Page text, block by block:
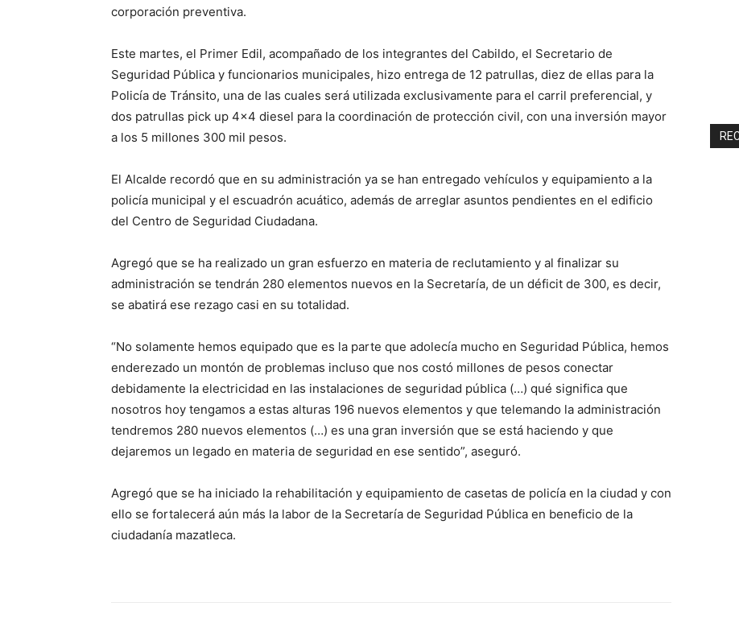
corporación preventiva.
Este martes, el Primer Edil, acompañado de los integrantes del Cabildo, el Secretario de
Seguridad Pública y funcionarios municipales, hizo entrega de 12 patrullas, diez de ellas para la
Policía de Tránsito, una de las cuales será utilizada exclusivamente para el carril preferencial, y
dos patrullas pick up 4×4 diesel para la coordinación de protección civil, con una inversión mayor
a los 5 millones 300 mil pesos.
El Alcalde recordó que en su administración ya se han entregado vehículos y equipamiento a la
policía municipal y el escuadrón acuático, además de arreglar asuntos pendientes en el edificio
del Centro de Seguridad Ciudadana.
Agregó que se ha realizado un gran esfuerzo en materia de reclutamiento y al finalizar su
administración se tendrán 280 elementos nuevos en la Secretaría, de un déficit de 300, es decir,
se abatirá ese rezago casi en su totalidad.
“No solamente hemos equipado que es la parte que adolecía mucho en Seguridad Pública, hemos
enderezado un montón de problemas incluso que nos costó millones de pesos conectar
debidamente la electricidad en las instalaciones de seguridad pública (…) qué significa que
nosotros hoy tengamos a estas alturas 196 nuevos elementos y que telemando la administración
tendremos 280 nuevos elementos (…) es una gran inversión que se está haciendo y que
dejaremos un legado en materia de seguridad en ese sentido”, aseguró.
Agregó que se ha iniciado la rehabilitación y equipamiento de casetas de policía en la ciudad y con
ello se fortalecerá aún más la labor de la Secretaría de Seguridad Pública en beneficio de la
ciudadanía mazatleca.